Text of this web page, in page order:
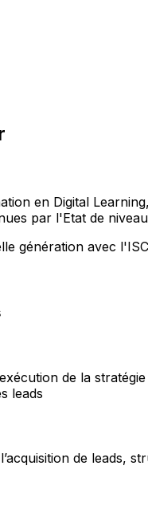
en Digital
par l'Etat de
génération avec
de la
leads
de leads,